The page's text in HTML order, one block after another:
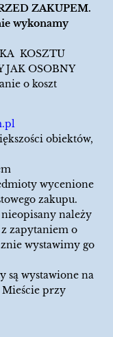
ZAKUPEM.
wykonamy
KOSZTU
JAK OSOBNY
o koszt
obiektów,
wycenione
zakupu.
należy
z zapytaniem o
wystawimy go
są wystawione na
Mieście przy